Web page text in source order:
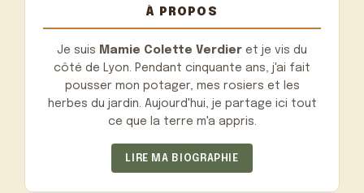
À PROPOS
Je suis Mamie Colette Verdier et je vis du
côté de Lyon. Pendant cinquante ans, j'ai fait
pousser mon potager, mes rosiers et les
herbes du jardin. Aujourd'hui, je partage ici tout
ce que la terre m'a appris.
LIRE MA BIOGRAPHIE